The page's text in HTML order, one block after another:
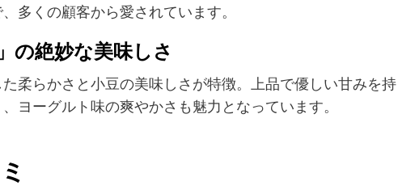
多くの顧客から愛されています。
の絶妙な美味しさ
柔らかさと小豆の美味しさが特徴。上品で優しい甘みを持
ヨーグルト味の爽やかさも魅力となっています。